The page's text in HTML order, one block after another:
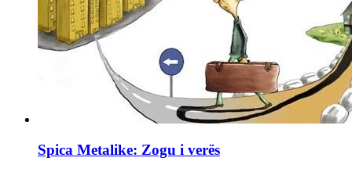
Spica Metalike: Zogu i verës